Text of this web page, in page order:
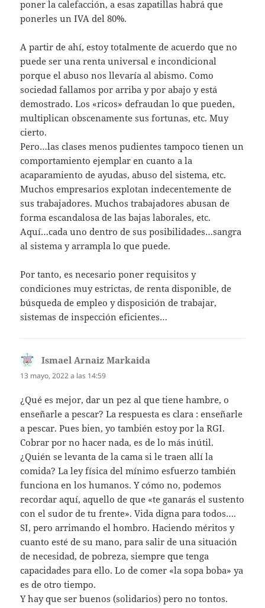
poner la calefacción, a esas zapatillas habrá que
ponerles un IVA del 80%.
A partir de ahí, estoy totalmente de acuerdo que no
puede ser una renta universal e incondicional
porque el abuso nos llevaría al abismo. Como
sociedad fallamos por arriba y por abajo y está
demostrado. Los «ricos» defraudan lo que pueden,
multiplican obscenamente sus fortunas, etc. Muy
cierto.
Pero…las clases menos pudientes tampoco tienen un
comportamiento ejemplar en cuanto a la
acaparamiento de ayudas, abuso del sistema, etc.
Muchos empresarios explotan indecentemente de
sus trabajadores. Muchos trabajadores abusan de
forma escandalosa de las bajas laborales, etc.
Aquí…cada uno dentro de sus posibilidades…sangra
al sistema y arrampla lo que puede.
Por tanto, es necesario poner requisitos y
condiciones muy estrictas, de renta disponible, de
búsqueda de empleo y disposición de trabajar,
sistemas de inspección eficientes…
Ismael Arnaiz Markaida
13 mayo, 2022 a las 14:59
¿Qué es mejor, dar un pez al que tiene hambre, o
enseñarle a pescar? La respuesta es clara : enseñarle
a pescar. Pues bien, yo también estoy por la RGI.
Cobrar por no hacer nada, es de lo más inútil.
¿Quién se levanta de la cama si le traen allí la
comida? La ley física del mínimo esfuerzo también
funciona en los humanos. Y cómo no, podemos
recordar aquí, aquello de que «te ganarás el sustento
con el sudor de tu frente». Vida digna para todos….
SI, pero arrimando el hombro. Haciendo méritos y
cuanto esté de su mano, para salir de una situación
de necesidad, de pobreza, siempre que tenga
capacidades para ello. Lo de comer «la sopa boba» ya
es de otro tiempo.
Y hay que ser buenos (solidarios) pero no tontos.